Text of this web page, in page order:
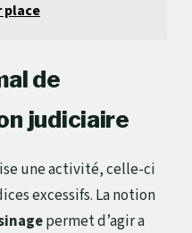
place
de
judiciaire
une activité, celle-ci
excessifs. La notion
permet d’agir a